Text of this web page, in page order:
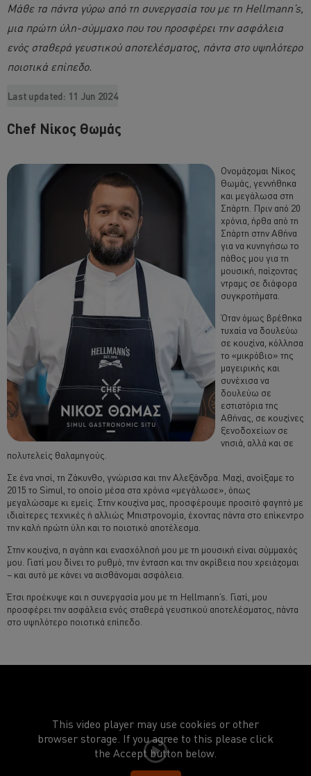
Μάθε τα πάντα γύρω από τη συνεργασία του με τη Hellmann’s,
μια πρώτη ύλη-σύμμαχο που του προσφέρει την ασφάλεια
ενός σταθερά γευστικού αποτελέσματος, πάντα στο υψηλότερο
ποιοτικά επίπεδο.
Last updated: 11 Jun 2024
Chef Νίκος Θωμάς
Ονομάζομαι Νίκος
Θωμάς, γεννήθηκα
και μεγάλωσα στη
Σπάρτη. Πριν από 20
χρόνια, ήρθα από τη
Σπάρτη στην Αθήνα
για να κυνηγήσω το
πάθος μου για τη
μουσική, παίζοντας
ντραμς σε διάφορα
συγκροτήματα.
Όταν όμως βρέθηκα
τυχαία να δουλεύω
σε κουζίνα, κόλλησα
το «μικρόβιο» της
μαγειρικής και
συνέχισα να
δουλεύω σε
εστιατόρια της
Αθήνας, σε κουζίνες
ξενοδοχείων σε
νησιά, αλλά και σε
πολυτελείς θαλαμηγούς.
Σε ένα νησί, τη Ζάκυνθο, γνώρισα και την Αλεξάνδρα. Μαζί, ανοίξαμε το
2015 το Simul, το οποίο μέσα στα χρόνια «μεγάλωσε», όπως
μεγαλώσαμε κι εμείς. Στην κουζίνα μας, προσφέρουμε προσιτό φαγητό με
ιδιαίτερες τεχνικές ή αλλιώς Μπιστρονομία, έχοντας πάντα στο επίκεντρο
την καλή πρώτη ύλη και το ποιοτικό αποτέλεσμα.
Στην κουζίνα, η αγάπη και ενασχόλησή μου με τη μουσική είναι σύμμαχός
μου. Γιατί μου δίνει το ρυθμό, την ένταση και την ακρίβεια που χρειάζομαι
– και αυτό με κάνει να αισθάνομαι ασφάλεια.
Έτσι προέκυψε και η συνεργασία μου με τη Hellmann’s. Γιατί, μου
προσφέρει την ασφάλεια ενός σταθερά γευστικού αποτελέσματος, πάντα
στο υψηλότερο ποιοτικά επίπεδο.
This video player may use cookies or other
browser storage. If you agree to this please click
the Accept button below.